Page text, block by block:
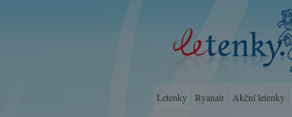
Letenky
Ryanair Akční letenky